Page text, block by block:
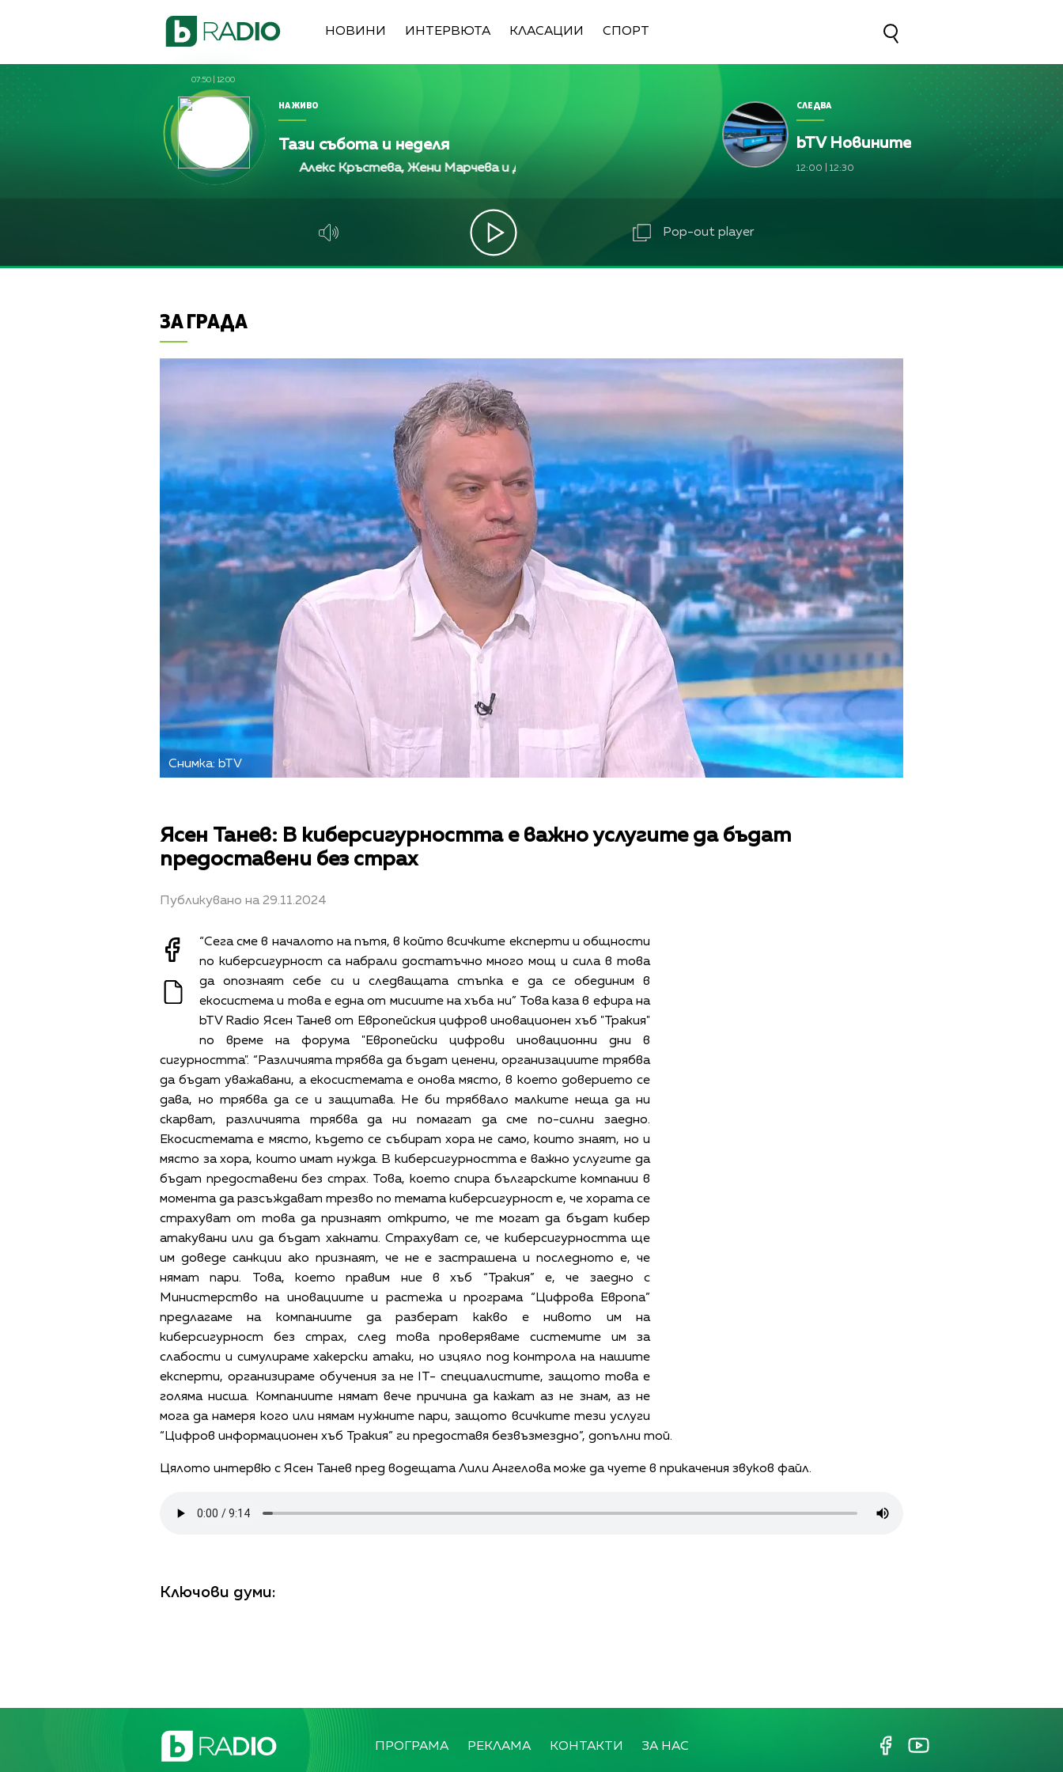
НОВИНИ ИНТЕРВЮТА КЛАСАЦИИ СПОРТ
07:50 12:00
НА ЖИВО
Тази събота и неделя
Алекс Кръстева, Жени Марчева и Диана Любенова
Алекс Кръстева, Жени Марчева и Диана Любенова
Алекс Кръстева, Жени Марчева и Диана Любенова
Алекс Кръстева, Жени Марчева и Диана Любенова
Алекс Кръстева, Жени Марчева и Диана Любенова
СЛЕДВА
bTV Новините
12:00 12:30
Pop-out player
ЗА ГРАДА
Снимка: bTV
Ясен Танев: В киберсигурността е важно услугите да бъдат
предоставени без страх
Публикувано на 29.11.2024
“Сега сме в началото на пътя, в който всичките експерти и общности
по киберсигурност са набрали достатъчно много мощ и сила в това
да опознаят себе си и следващата стъпка е да се обединим в
екосистема и това е една от мисиите на хъба ни” Това каза в ефира на
bTV Radio Ясен Танев от Европейския цифров иновационен хъб "Тракия"
по време на форума "Европейски цифрови иновационни дни в
сигурността". “Различията трябва да бъдат ценени, организациите трябва
да бъдат уважавани, а екосистемата е онова място, в което доверието се
дава, но трябва да се и защитава. Не би трябвало малките неща да ни
скарват, различията трябва да ни помагат да сме по-силни заедно.
Екосистемата е място, където се събират хора не само, които знаят, но и
място за хора, които имат нужда. В киберсигурността е важно услугите да
бъдат предоставени без страх. Това, което спира българските компании в
момента да разсъждават трезво по темата киберсигурност е, че хората се
страхуват от това да признаят открито, че те могат да бъдат кибер
атакувани или да бъдат хакнати. Страхуват се, че киберсигурността ще
им доведе санкции ако признаят, че не е застрашена и последното е, че
нямат пари. Това, което правим ние в хъб “Тракия” е, че заедно с
Министерство на иновациите и растежа и програма “Цифрова Европа”
предлагаме на компаниите да разберат какво е нивото им на
киберсигурност без страх, след това проверяваме системите им за
слабости и симулираме хакерски атаки, но изцяло под контрола на нашите
експерти, организираме обучения за не IT- специалистите, защото това е
голяма нисша. Компаниите нямат вече причина да кажат аз не знам, аз не
мога да намеря кого или нямам нужните пари, защото всичките тези услуги
“Цифров информационен хъб Тракия” ги предоставя безвъзмездно”, допълни той.
Цялото интервю с Ясен Танев пред водещата Лили Ангелова може да чуете в прикачения звуков файл.
Ключови думи:
ПРОГРАМА РЕКЛАМА КОНТАКТИ ЗА НАС